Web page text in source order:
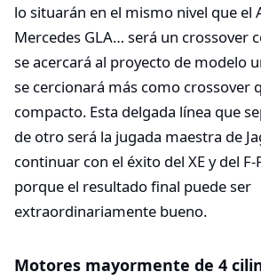
lo situarán en el mismo nivel que el
Mercedes GLA… será un crossover
se acercará al proyecto de modelo
se cercionará más como crossover
compacto. Esta delgada línea que
de otro será la jugada maestra de
continuar con el éxito del XE y del F-
porque el resultado final puede ser
extraordinariamente bueno.
Motores mayormente de 4